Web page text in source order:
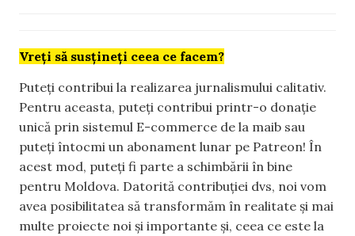
Vreți să susțineți ceea ce facem?
Puteți contribui la realizarea jurnalismului calitativ.
Pentru aceasta, puteți contribui printr-o donație
unică prin sistemul E-commerce de la maib sau
puteți întocmi un abonament lunar pe Patreon! În
acest mod, puteți fi parte a schimbării în bine
pentru Moldova. Datorită contribuției dvs, noi vom
avea posibilitatea să transformăm în realitate și mai
multe proiecte noi și importante și, ceea ce este la